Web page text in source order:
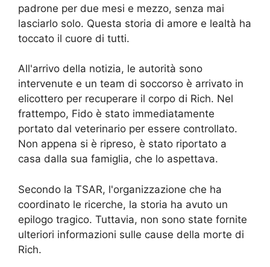
padrone per due mesi e mezzo, senza mai
lasciarlo solo. Questa storia di amore e lealtà ha
toccato il cuore di tutti.
All'arrivo della notizia, le autorità sono
intervenute e un team di soccorso è arrivato in
elicottero per recuperare il corpo di Rich. Nel
frattempo, Fido è stato immediatamente
portato dal veterinario per essere controllato.
Non appena si è ripreso, è stato riportato a
casa dalla sua famiglia, che lo aspettava.
Secondo la TSAR, l'organizzazione che ha
coordinato le ricerche, la storia ha avuto un
epilogo tragico. Tuttavia, non sono state fornite
ulteriori informazioni sulle cause della morte di
Rich.